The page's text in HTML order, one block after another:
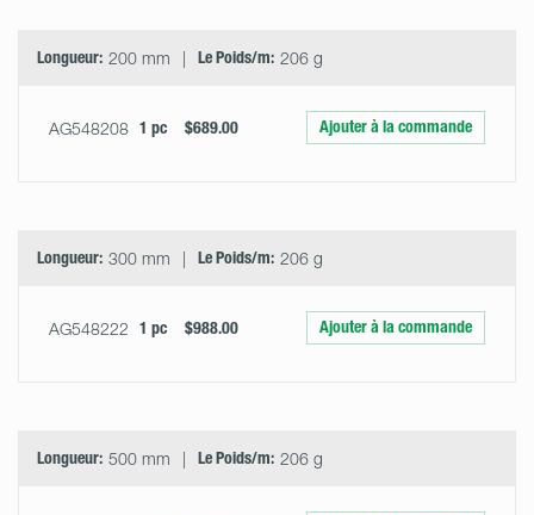
Longueur: 200 mm Le Poids/m: 206 g
AG548208 1 pc $689.00 Ajouter à la commande
Longueur: 300 mm Le Poids/m: 206 g
AG548222 1 pc $988.00 Ajouter à la commande
Longueur: 500 mm Le Poids/m: 206 g